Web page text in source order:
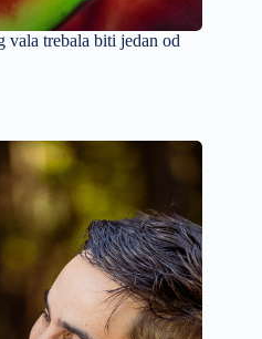
vala trebala biti jedan od